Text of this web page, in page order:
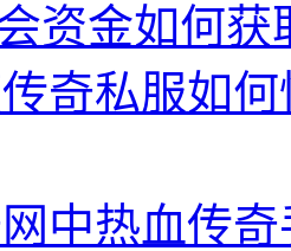
资金如何获
奇私服如
中热血传